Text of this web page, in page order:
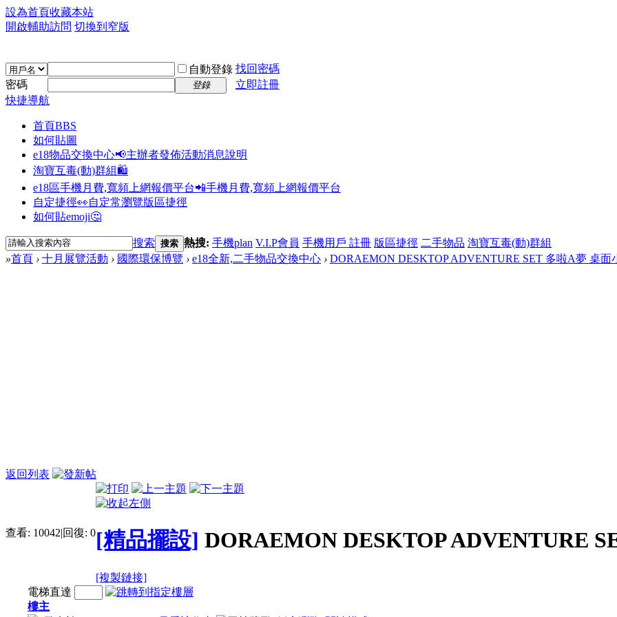
設為首頁收藏本站
開啟輔助訪問 切換到窄版
自動登錄 找回密碼
密碼
登錄
立即註冊
快捷導航
首頁BBS
如何貼圖
e18物品交換中心📢主辦者發佈活動消息說明
淘寶互毒(動)群組🛍️
e18區手機月費,寬頻上網報價平台📲手機月費,寬頻上網報價平台
自定捷徑👀自定常瀏覽版區捷徑
如何貼emoji🤔
搜索 搜索 熱搜: 手機plan V.I.P會員 手機用戶 註冊 版區捷徑 二手物品 淘寶互毒(動)群組
»首頁 › 十月展覽活動 › 國際環保博覽 › e18全新,二手物品交換中心 › DORAEMON DESKTOP ADVENTURE SET 多啦A夢 桌面
返回列表
查看: 10042|回復: 0[精品擺設] DORAEMON DESKTOP ADVENTURE
[複製鏈接]
電梯直達
樓主